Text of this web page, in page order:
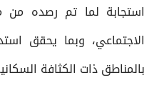
استجابة لما تم رصده من
الاجتماعي، وبما يحقق
بالمناطق ذات الكثافة